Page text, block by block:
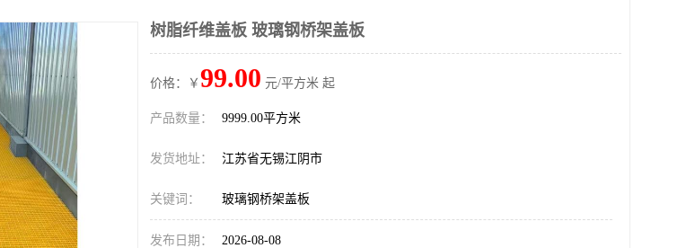
树脂纤维盖板 玻璃钢桥架盖板
价格：￥ 99.00 元/平方米 起
产品数量： 9999.00平方米
发货地址： 江苏省无锡江阴市
关键词： 玻璃钢桥架盖板
发布日期： 2026-08-08